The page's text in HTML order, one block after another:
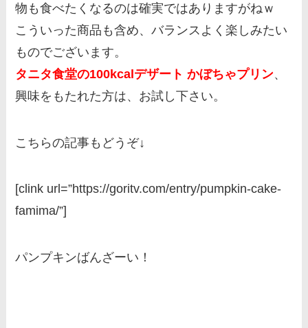
物も食べたくなるのは確実ではありますがねｗ
こういった商品も含め、バランスよく楽しみたい
ものでございます。
タニタ食堂の100kcalデザート かぼちゃプリン、
興味をもたれた方は、お試し下さい。
こちらの記事もどうぞ↓
[clink url=”https://goritv.com/entry/pumpkin-cake-
famima/”]
パンプキンばんざーい！